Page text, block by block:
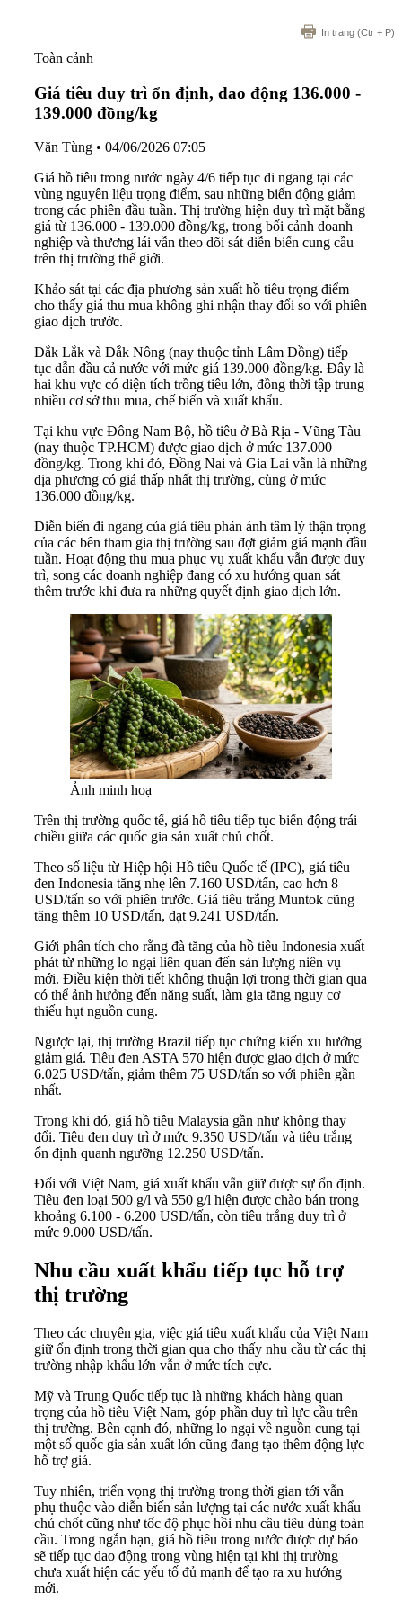
In trang (Ctr + P)
Toàn cảnh
Giá tiêu duy trì ổn định, dao động 136.000 -
139.000 đồng/kg
Văn Tùng • 04/06/2026 07:05
Giá hồ tiêu trong nước ngày 4/6 tiếp tục đi ngang tại các
vùng nguyên liệu trọng điểm, sau những biến động giảm
trong các phiên đầu tuần. Thị trường hiện duy trì mặt bằng
giá từ 136.000 - 139.000 đồng/kg, trong bối cảnh doanh
nghiệp và thương lái vẫn theo dõi sát diễn biến cung cầu
trên thị trường thế giới.
Khảo sát tại các địa phương sản xuất hồ tiêu trọng điểm
cho thấy giá thu mua không ghi nhận thay đổi so với phiên
giao dịch trước.
Đắk Lắk và Đắk Nông (nay thuộc tỉnh Lâm Đồng) tiếp
tục dẫn đầu cả nước với mức giá 139.000 đồng/kg. Đây là
hai khu vực có diện tích trồng tiêu lớn, đồng thời tập trung
nhiều cơ sở thu mua, chế biến và xuất khẩu.
Tại khu vực Đông Nam Bộ, hồ tiêu ở Bà Rịa - Vũng Tàu
(nay thuộc TP.HCM) được giao dịch ở mức 137.000
đồng/kg. Trong khi đó, Đồng Nai và Gia Lai vẫn là những
địa phương có giá thấp nhất thị trường, cùng ở mức
136.000 đồng/kg.
Diễn biến đi ngang của giá tiêu phản ánh tâm lý thận trọng
của các bên tham gia thị trường sau đợt giảm giá mạnh đầu
tuần. Hoạt động thu mua phục vụ xuất khẩu vẫn được duy
trì, song các doanh nghiệp đang có xu hướng quan sát
thêm trước khi đưa ra những quyết định giao dịch lớn.
Ảnh minh hoạ
Trên thị trường quốc tế, giá hồ tiêu tiếp tục biến động trái
chiều giữa các quốc gia sản xuất chủ chốt.
Theo số liệu từ Hiệp hội Hồ tiêu Quốc tế (IPC), giá tiêu
đen Indonesia tăng nhẹ lên 7.160 USD/tấn, cao hơn 8
USD/tấn so với phiên trước. Giá tiêu trắng Muntok cũng
tăng thêm 10 USD/tấn, đạt 9.241 USD/tấn.
Giới phân tích cho rằng đà tăng của hồ tiêu Indonesia xuất
phát từ những lo ngại liên quan đến sản lượng niên vụ
mới. Điều kiện thời tiết không thuận lợi trong thời gian qua
có thể ảnh hưởng đến năng suất, làm gia tăng nguy cơ
thiếu hụt nguồn cung.
Ngược lại, thị trường Brazil tiếp tục chứng kiến xu hướng
giảm giá. Tiêu đen ASTA 570 hiện được giao dịch ở mức
6.025 USD/tấn, giảm thêm 75 USD/tấn so với phiên gần
nhất.
Trong khi đó, giá hồ tiêu Malaysia gần như không thay
đổi. Tiêu đen duy trì ở mức 9.350 USD/tấn và tiêu trắng
ổn định quanh ngưỡng 12.250 USD/tấn.
Đối với Việt Nam, giá xuất khẩu vẫn giữ được sự ổn định.
Tiêu đen loại 500 g/l và 550 g/l hiện được chào bán trong
khoảng 6.100 - 6.200 USD/tấn, còn tiêu trắng duy trì ở
mức 9.000 USD/tấn.
Nhu cầu xuất khẩu tiếp tục hỗ trợ
thị trường
Theo các chuyên gia, việc giá tiêu xuất khẩu của Việt Nam
giữ ổn định trong thời gian qua cho thấy nhu cầu từ các thị
trường nhập khẩu lớn vẫn ở mức tích cực.
Mỹ và Trung Quốc tiếp tục là những khách hàng quan
trọng của hồ tiêu Việt Nam, góp phần duy trì lực cầu trên
thị trường. Bên cạnh đó, những lo ngại về nguồn cung tại
một số quốc gia sản xuất lớn cũng đang tạo thêm động lực
hỗ trợ giá.
Tuy nhiên, triển vọng thị trường trong thời gian tới vẫn
phụ thuộc vào diễn biến sản lượng tại các nước xuất khẩu
chủ chốt cũng như tốc độ phục hồi nhu cầu tiêu dùng toàn
cầu. Trong ngắn hạn, giá hồ tiêu trong nước được dự báo
sẽ tiếp tục dao động trong vùng hiện tại khi thị trường
chưa xuất hiện các yếu tố đủ mạnh để tạo ra xu hướng
mới.